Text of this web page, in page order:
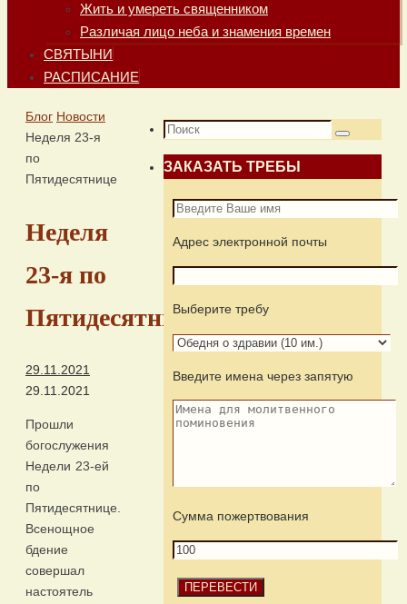
Жить и умереть священником
Различая лицо неба и знамения времен
СВЯТЫНИ
РАСПИСАНИЕ
Главная
Блог Новости
Неделя 23-я
по
Пятидесятнице
Неделя
23-я по
Пятидесятнице
29.11.2021
29.11.2021
Прошли
богослужения
Недели 23-ей
по
Пятидесятнице.
Всенощное
бдение
совершал
настоятель
Что
Поиск
ЗАКАЗАТЬ ТРЕБЫ
Адрес электронной почты
Выберите требу
Введите имена через запятую
Сумма пожертвования